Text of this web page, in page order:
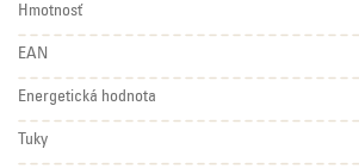
Hmotnosť
EAN
Energetická hodnota
Tuky